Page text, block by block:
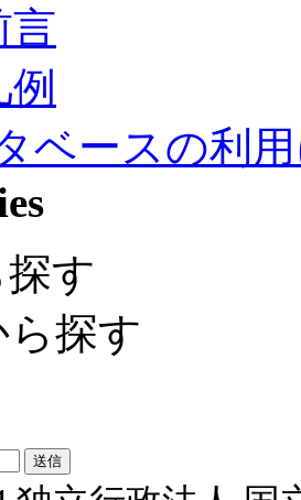
言
例
ベースの利
す
探す